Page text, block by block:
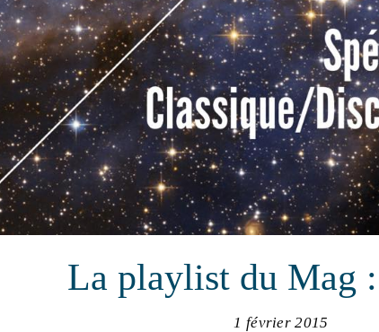
La playlist du Mag :
1 février 2015